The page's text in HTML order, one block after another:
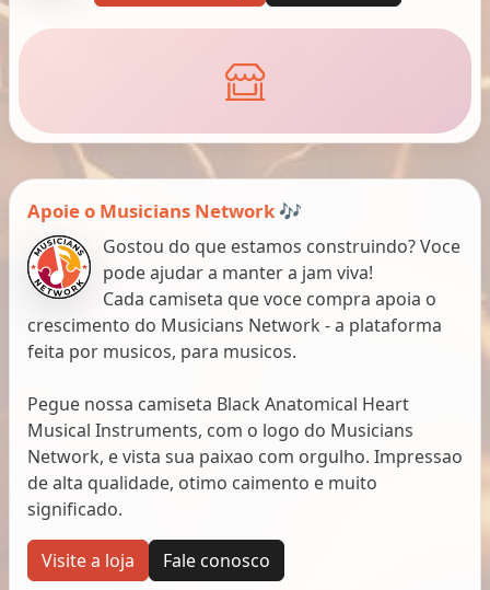
Apoie o Musicians Network 🎶
Gostou do que estamos construindo? Voce
pode ajudar a manter a jam viva!
Cada camiseta que voce compra apoia o
crescimento do Musicians Network - a plataforma
feita por musicos, para musicos.
Pegue nossa camiseta Black Anatomical Heart
Musical Instruments, com o logo do Musicians
Network, e vista sua paixao com orgulho. Impressao
de alta qualidade, otimo caimento e muito
significado.
Visite a loja Fale conosco